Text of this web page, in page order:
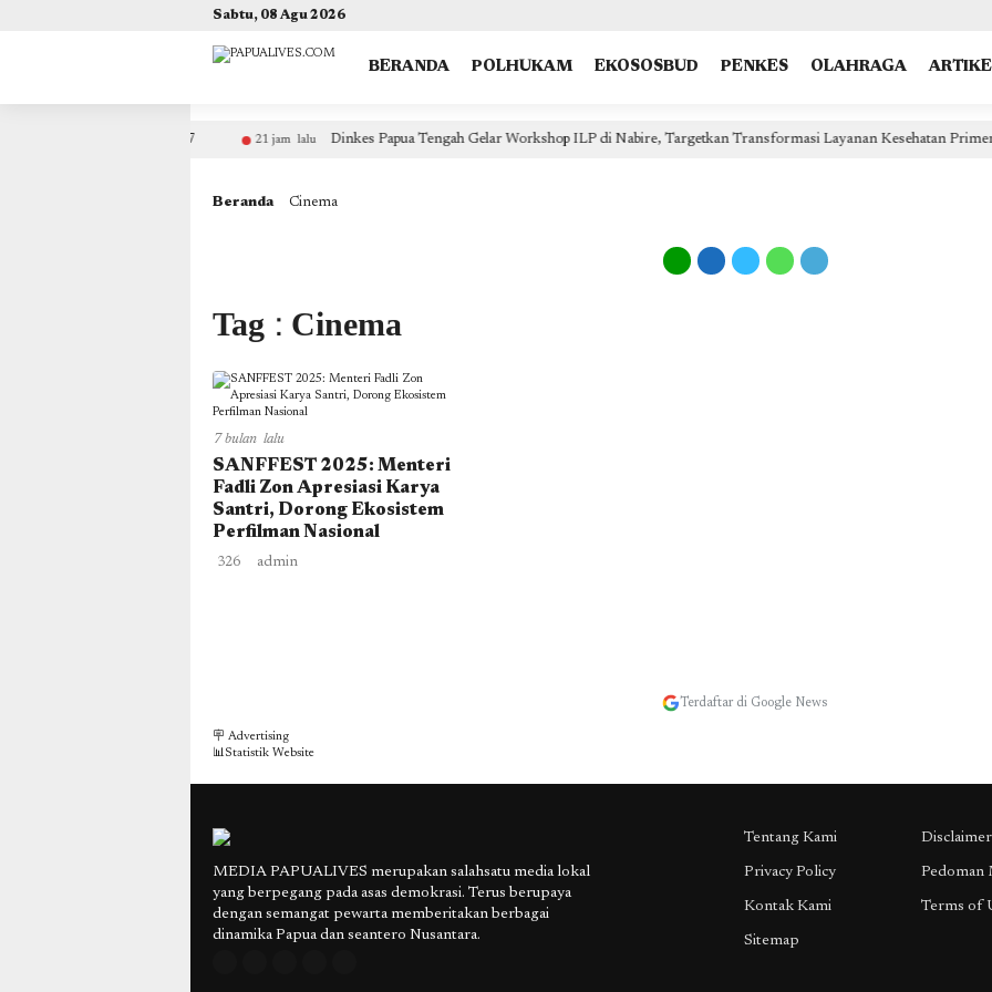
(self.SWG_BASIC = self.SWG_BASIC || []).push( basicSubscriptions => { basicSubscriptions.init({ type: "NewsArticle", isPartOfType: ["Product"], isPartOfProductId:
Sabtu, 08 Agu 2026
BERANDA POLHUKAM EKOSOSBUD PENKES OLAHRAGA
21 jam lalu Dinkes Papua Tengah Gelar Workshop ILP di Nabire, Targetkan Transformasi Layanan Kesehatan Primer
Beranda Cinema
Tag : Cinema
7 bulan lalu
SANFFEST 2025: Menteri
Fadli Zon Apresiasi Karya
Santri, Dorong Ekosistem
Perfilman Nasional
326 admin
Terdaftar di Google News
🪧 Advertising
📊Statistik Website
Tentang Kami
Privacy Policy
Kontak Kami
Sitemap
Disclaimer
Pedoman
Terms of
MEDIA PAPUALIVES merupakan salahsatu media lokal
yang berpegang pada asas demokrasi. Terus berupaya
dengan semangat pewarta memberitakan berbagai
dinamika Papua dan seantero Nusantara.